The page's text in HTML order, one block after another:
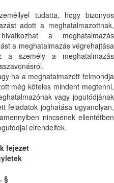
tudatta, hogy bizonyos
adott a meghatalmazottnak,
a meghatalmazás
a meghatalmazás végrehajtása
személy a meghatalmazás
ha a meghatalmazott felmondja
még köteles mindent megtenni,
vagy jogutódjának
feladatok joghatása ugyanolyan,
nincsenek ellentétben
elrendeltek.
fejezet
§